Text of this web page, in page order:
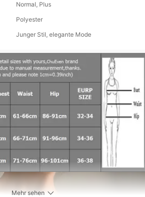
Normal, Plus
Polyester
Junger Stil, elegante Mode
Mehr sehen